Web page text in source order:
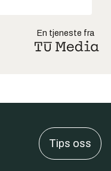
En tjeneste fra
Tips oss